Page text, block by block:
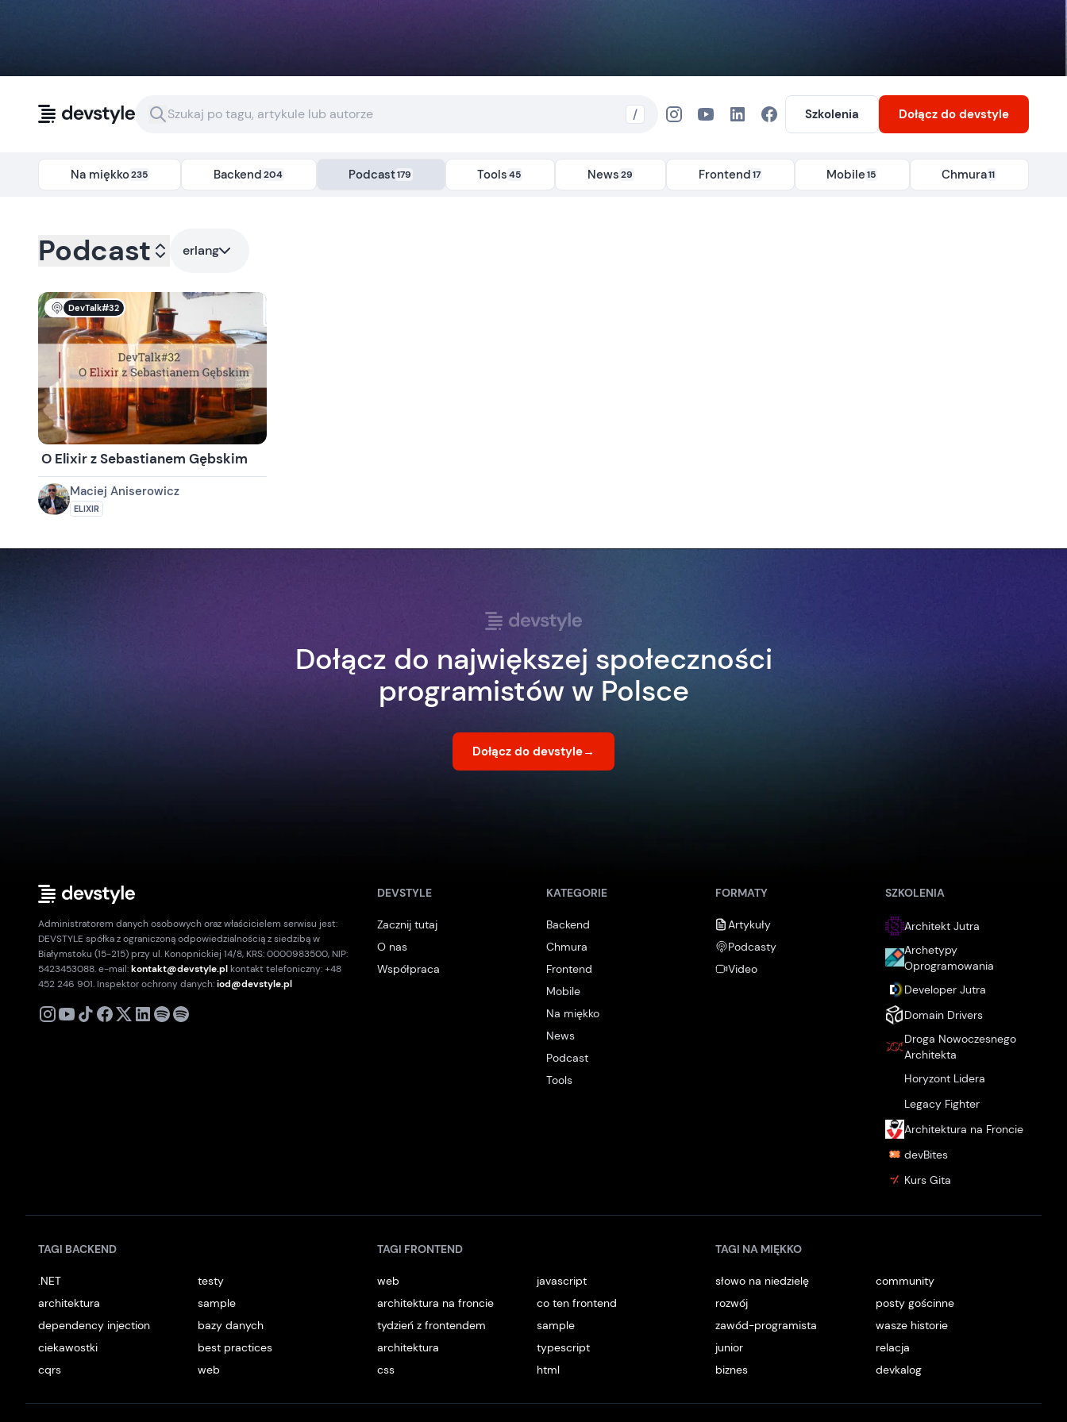
/ Szkolenia Dołącz do devstyle
Na miękko235 Backend204 Podcast179 Tools 45 News29 Frontend17 Mobile15 Chmura11
Kategoria:
Podcast erlang
DevTalk#32
O Elixir z Sebastianem Gębskim
Maciej Aniserowicz
ELIXIR
Dołącz do największej społeczności
programistów w Polsce
Dołącz do devstyle→
Administratorem danych osobowych oraz właścicielem serwisu jest:
DEVSTYLE spółka z ograniczoną odpowiedzialnością z siedzibą w
Białymstoku (15-215) przy ul. Konopnickiej 14/8, KRS: 0000983500, NIP:
5423453088. e-mail:kontakt@devstyle.plkontakt telefoniczny: +48
452 246 901. Inspektor ochrony danych:iod@devstyle.pl
X
DEVSTYLE
Zacznij tutaj
O nas
Współpraca
KATEGORIE
Backend
Chmura
Frontend
Mobile
Na miękko
News
Podcast
Tools
FORMATY
Artykuły
Podcasty
Video
SZKOLENIA
Architekt Jutra
Archetypy
Oprogramowania
Developer Jutra
Domain Drivers
Droga Nowoczesnego
Architekta
Horyzont Lidera
Legacy Fighter
Architektura na Froncie
devBites
Kurs Gita
TAGI BACKEND
.NET
testy
architektura
sample
dependency injection
bazy danych
ciekawostki
best practices
cqrs
web
TAGI FRONTEND
web
javascript
architektura na froncie
co ten frontend
tydzień z frontendem
sample
architektura
typescript
css
html
TAGI NA MIĘKKO
słowo na niedzielę
community
rozwój
posty gościnne
zawód-programista
wasze historie
junior
relacja
biznes
devkalog